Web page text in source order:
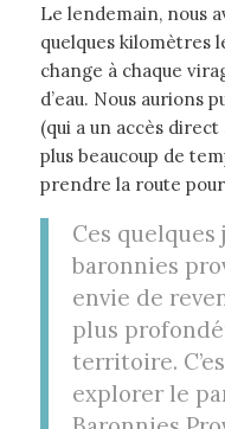
Le lendemain, nous
quelques kilomètres
change à chaque
d’eau. Nous aurions
(qui a un accès
plus beaucoup de
prendre la route
Ces
baronnies
envie de
plus
territoire.
explorer le